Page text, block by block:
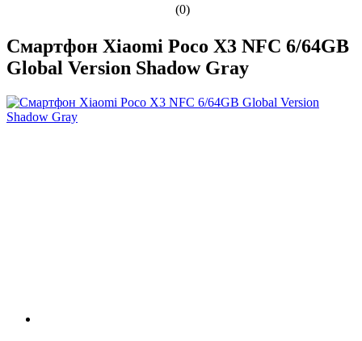
(0)
Смартфон Xiaomi Poco X3 NFC 6/64GB
Global Version Shadow Gray